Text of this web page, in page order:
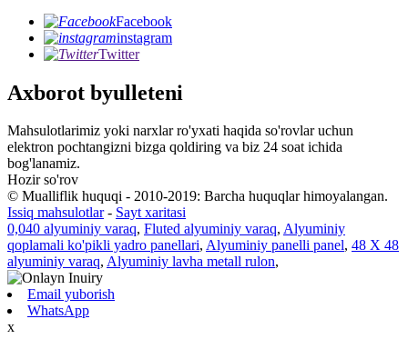
Facebook
instagram
Twitter
Axborot byulleteni
Mahsulotlarimiz yoki narxlar ro'yxati haqida so'rovlar uchun
elektron pochtangizni bizga qoldiring va biz 24 soat ichida
bog'lanamiz.
Hozir so'rov
© Mualliflik huquqi - 2010-2019: Barcha huquqlar himoyalangan.
Issiq mahsulotlar- Sayt xaritasi
0,040 alyuminiy varaq, Fluted alyuminiy varaq, Alyuminiy
qoplamali ko'pikli yadro panellari, Alyuminiy panelli panel, 48 X 48
alyuminiy varaq, Alyuminiy lavha metall rulon,
Email yuborish
WhatsApp
x